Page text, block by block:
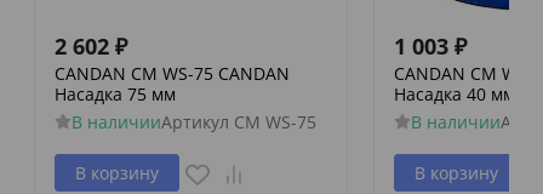
2 602 ₽
CANDAN CM WS-75 CANDAN
Насадка 75 мм
В наличииАртикул CM WS-75
В корзину
1 003 ₽
CANDAN CM WS-
Насадка 40 мм
В наличии
В корзину